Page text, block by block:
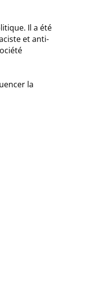
Il a été
et anti-
la
jonquet/la-vie-de-ma-